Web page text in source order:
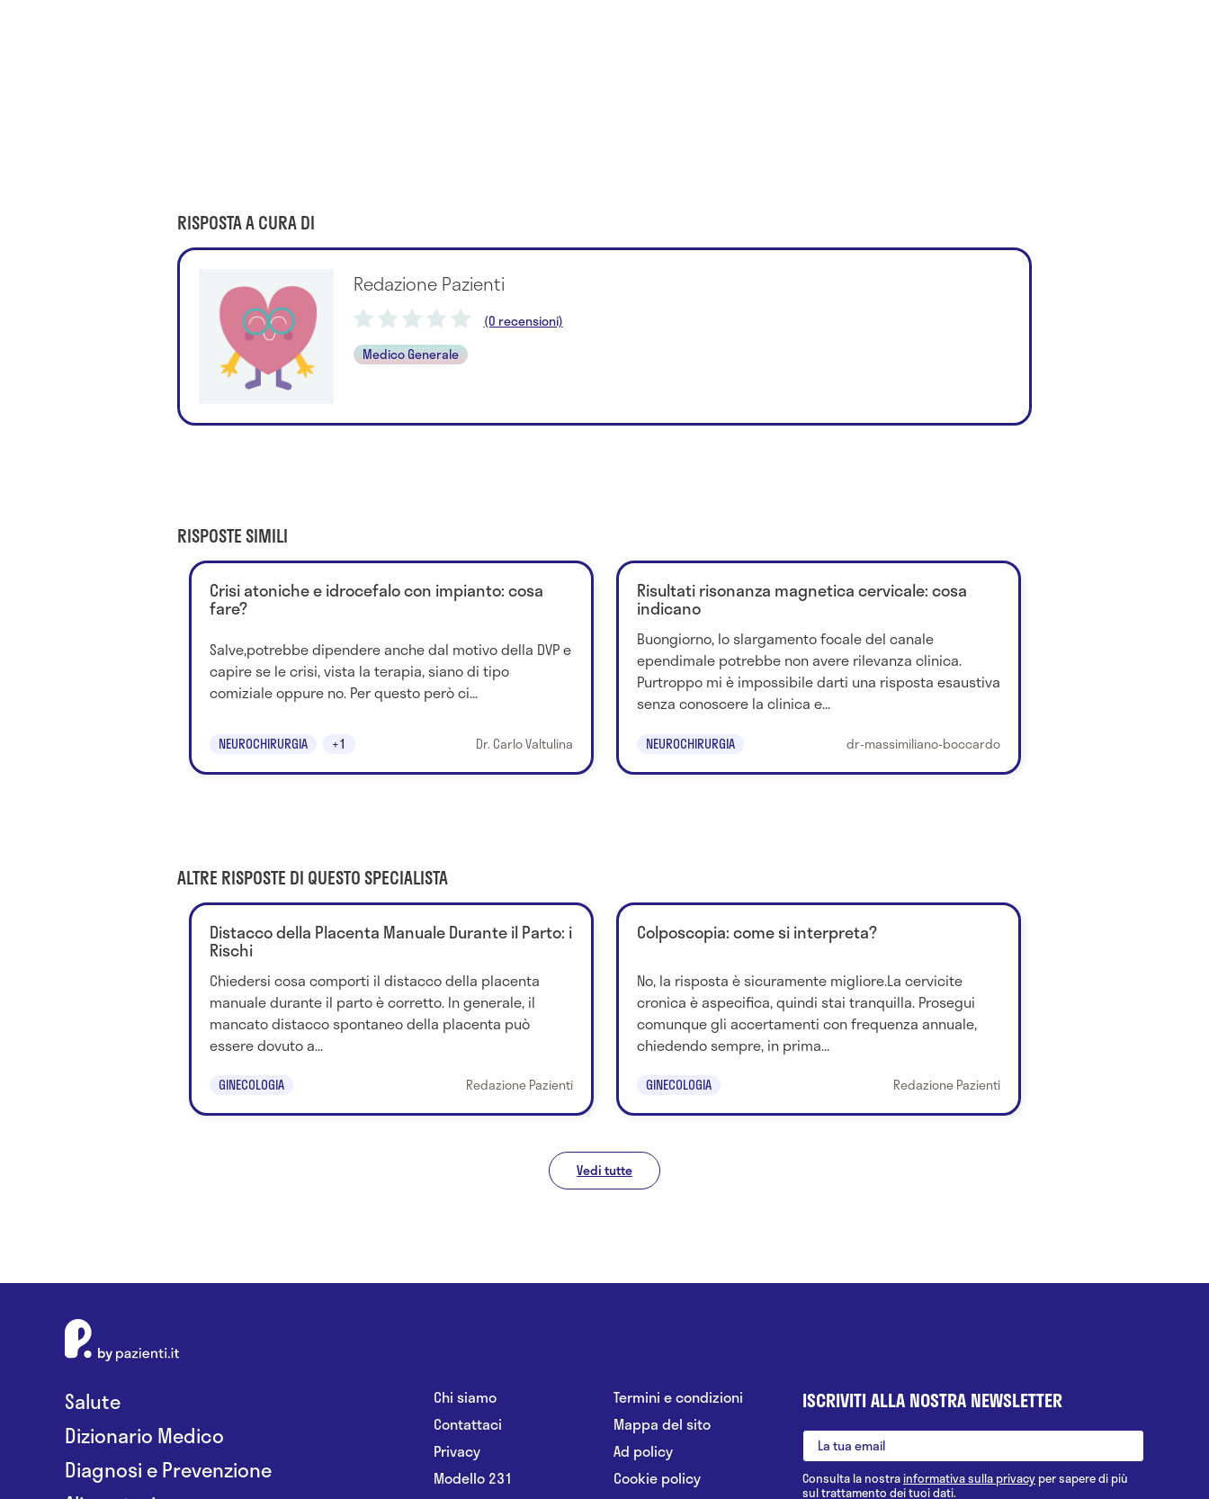
RISPOSTA A CURA DI
Redazione Pazienti
(0 recensioni)
Medico Generale
RISPOSTE SIMILI
Crisi atoniche e idrocefalo con impianto: cosa
fare?
Salve,potrebbe dipendere anche dal motivo della DVP e
capire se le crisi, vista la terapia, siano di tipo
comiziale oppure no. Per questo però ci...
NEUROCHIRURGIA +1 Dr. Carlo Valtulina
Risultati risonanza magnetica cervicale: cosa
indicano
Buongiorno, lo slargamento focale del canale
ependimale potrebbe non avere rilevanza clinica.
Purtroppo mi è impossibile darti una risposta esaustiva
senza conoscere la clinica e...
NEUROCHIRURGIA dr-massimiliano-boccardo
ALTRE RISPOSTE DI QUESTO SPECIALISTA
Distacco della Placenta Manuale Durante il Parto: i
Rischi
Chiedersi cosa comporti il distacco della placenta
manuale durante il parto è corretto. In generale, il
mancato distacco spontaneo della placenta può
essere dovuto a...
GINECOLOGIA Redazione Pazienti
Colposcopia: come si interpreta?
No, la risposta è sicuramente migliore.La cervicite
cronica è aspecifica, quindi stai tranquilla. Prosegui
comunque gli accertamenti con frequenza annuale,
chiedendo sempre, in prima...
GINECOLOGIA Redazione Pazienti
Vedi tutte
Salute
Dizionario Medico
Diagnosi e Prevenzione
Chi siamo
Contattaci
Privacy
Modello 231
Termini e condizioni
Mappa del sito
Ad policy
Cookie policy
ISCRIVITI ALLA NOSTRA NEWSLETTER
Consulta la nostrainformativa sulla privacy per sapere di più
sul trattamento dei tuoi dati.